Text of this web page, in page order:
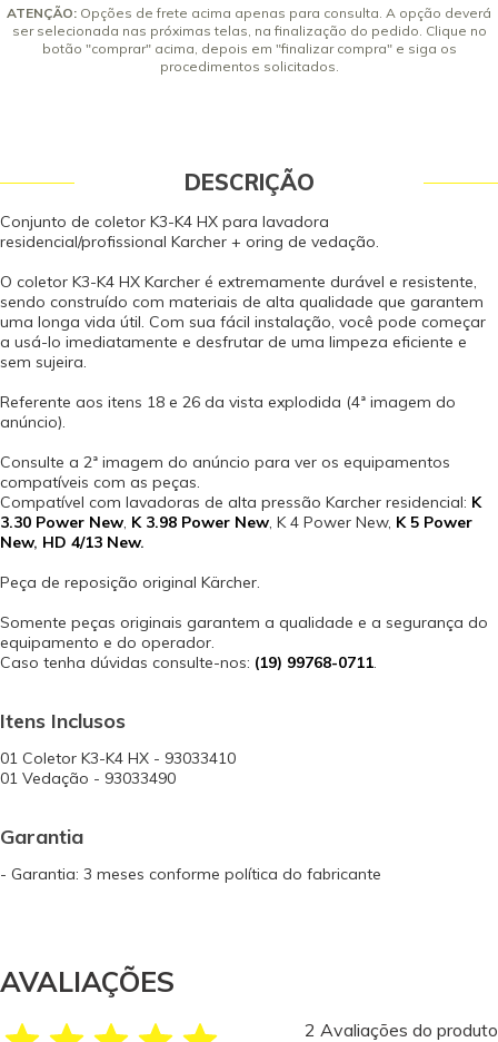
ATENÇÃO: Opções de frete acima apenas para consulta. A opção deverá
ser selecionada nas próximas telas, na finalização do pedido. Clique no
botão "comprar" acima, depois em "finalizar compra" e siga os
procedimentos solicitados.
DESCRIÇÃO
Conjunto de coletor K3-K4 HX para lavadora
residencial/profissional Karcher + oring de vedação.
O coletor K3-K4 HX Karcher é extremamente durável e resistente,
sendo construído com materiais de alta qualidade que garantem
uma longa vida útil. Com sua fácil instalação, você pode começar
a usá-lo imediatamente e desfrutar de uma limpeza eficiente e
sem sujeira.
Referente aos itens 18 e 26 da vista explodida (4ª imagem do
anúncio).
Consulte a 2ª imagem do anúncio para ver os equipamentos
compatíveis com as peças.
Compatível com lavadoras de alta pressão Karcher residencial: K
3.30 Power New, K 3.98 Power New, K 4 Power New, K 5 Power
New, HD 4/13 New.
Peça de reposição original Kärcher.
Somente peças originais garantem a qualidade e a segurança do
equipamento e do operador.
Caso tenha dúvidas consulte-nos: (19) 99768-0711.
Itens Inclusos
01 Coletor K3-K4 HX - 93033410
01 Vedação - 93033490
Garantia
- Garantia: 3 meses conforme política do fabricante
AVALIAÇÕES
2 Avaliações do produto